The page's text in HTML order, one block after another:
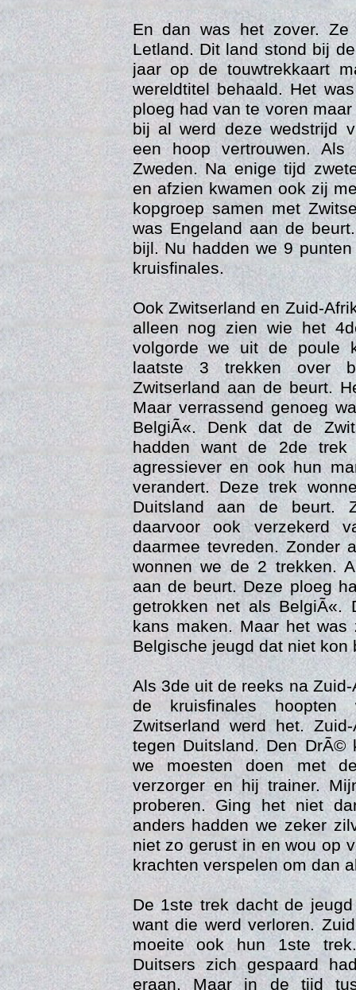
En dan was het zover. Ze
Letland. Dit land stond bij
jaar op de touwtrekkaart
wereldtitel behaald. Het
ploeg had van te voren
bij al werd deze wedstrijd
een hoop vertrouwen.
Zweden. Na enige tijd
en afzien kwamen ook zij
kopgroep samen met
was Engeland aan de
bijl. Nu hadden we 9
kruisfinales.
Ook Zwitserland en Zuid-
alleen nog zien wie het
volgorde we uit de poule
laatste 3 trekken over
Zwitserland aan de beurt.
Maar verrassend genoeg
BelgiÃ«. Denk dat de
hadden want de 2de
agressiever en ook hun
verandert. Deze trek
Duitsland aan de beurt.
daarvoor ook verzekerd
daarmee tevreden. Zonder
wonnen we de 2 trekken.
aan de beurt. Deze ploeg
getrokken net als BelgiÃ«.
kans maken. Maar het
Belgische jeugd dat niet kon
Als 3de uit de reeks na
de kruisfinales
Zwitserland werd het.
tegen Duitsland. Den DrÃ©
we moesten doen met
verzorger en hij trainer.
proberen. Ging het niet
anders hadden we zeker
niet zo gerust in en wou op
krachten verspelen om dan
De 1ste trek dacht de
want die werd verloren.
moeite ook hun 1ste
Duitsers zich gespaard
eraan. Maar in de tijd